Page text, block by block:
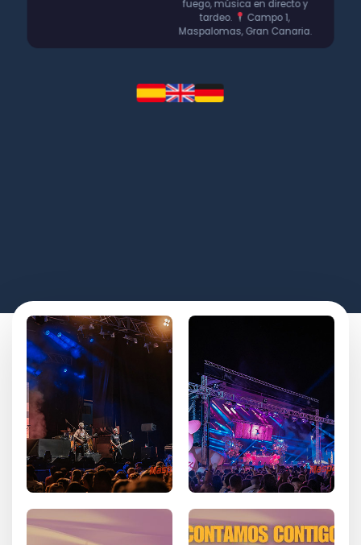
fuego, música en directo y
tardeo.
Campo 1,
Maspalomas, Gran Canaria.